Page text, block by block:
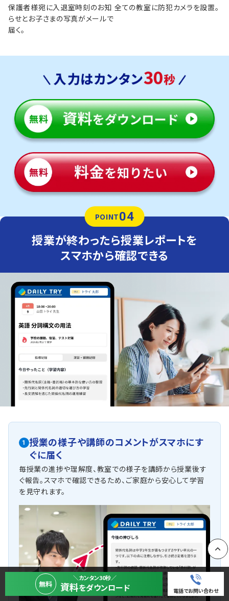
保護者様宛に入退室時刻のお知
らせとお子さまの写真がメールで
届く。
全ての教室に防犯カメラを設置。
POINT04
授業が終わったら授業レポートを
スマホから確認できる
1
授業の様子や講師のコメントがスマホにす
ぐに届く
毎授業の進捗や理解度、教室での様子を講師から授業後す
ぐ報告。スマホで確認できるため、ご家庭から安心して学習
を見守れます。
無料
＼カンタン30秒／
資料をダウンロード 電話でお問い合わせ